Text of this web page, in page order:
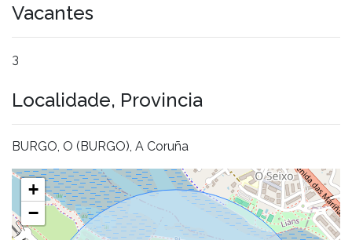
Vacantes
3
Localidade, Provincia
BURGO, O (BURGO), A Coruña
+
−